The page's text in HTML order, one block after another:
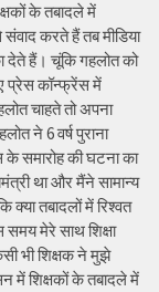
के तबादले में
संवाद करते हैं तब मीडिया
देते हैं। चूंकि गहलोत को
प्रेस कॉन्फ्रेंस में
चाहते तो अपना
ने 6 वर्ष पुराना
समारोह की घटना का
था और मैंने सामान्य
क्या तबादलों में रिश्वत
समय मेरे साथ शिक्षा
भी शिक्षक ने मुझे
में शिक्षकों के तबादले में